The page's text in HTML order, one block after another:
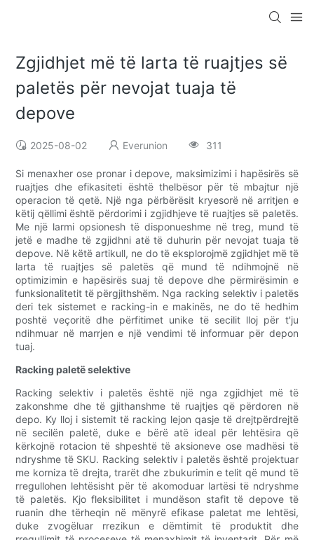
Zgjidhjet më të larta të ruajtjes së
paletës për nevojat tuaja të
depove
2025-08-02 Everunion 311
Si menaxher ose pronar i depove, maksimizimi i hapësirës së
ruajtjes dhe efikasiteti është thelbësor për të mbajtur një
operacion të qetë. Një nga përbërësit kryesorë në arritjen e
këtij qëllimi është përdorimi i zgjidhjeve të ruajtjes së paletës.
Me një larmi opsionesh të disponueshme në treg, mund të
jetë e madhe të zgjidhni atë të duhurin për nevojat tuaja të
depove. Në këtë artikull, ne do të eksplorojmë zgjidhjet më të
larta të ruajtjes së paletës që mund të ndihmojnë në
optimizimin e hapësirës suaj të depove dhe përmirësimin e
funksionalitetit të përgjithshëm. Nga racking selektiv i paletës
deri tek sistemet e racking-in e makinës, ne do të hedhim
poshtë veçoritë dhe përfitimet unike të secilit lloj për t'ju
ndihmuar në marrjen e një vendimi të informuar për depon
tuaj.
Racking paletë selektive
Racking selektiv i paletës është një nga zgjidhjet më të
zakonshme dhe të gjithanshme të ruajtjes që përdoren në
depo. Ky lloj i sistemit të racking lejon qasje të drejtpërdrejtë
në secilën paletë, duke e bërë atë ideal për lehtësira që
kërkojnë rotacion të shpeshtë të aksioneve ose madhësi të
ndryshme të SKU. Racking selektiv i paletës është projektuar
me korniza të drejta, trarët dhe zbukurimin e telit që mund të
rregullohen lehtësisht për të akomoduar lartësi të ndryshme
të paletës. Kjo fleksibilitet i mundëson stafit të depove të
ruanin dhe tërheqin në mënyrë efikase paletat me lehtësi,
duke zvogëluar rrezikun e dëmtimit të produktit dhe